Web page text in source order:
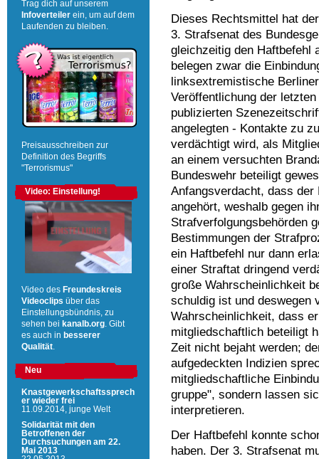
Dieses Rechtsmittel hat
3. Strafsenat des
gleichzeitig den Haftbefehl
belegen zwar die
linksextremistische
Veröffentlichung der
publizierten
angelegten - Kontakte zu
verdächtigt wird, als
an einem versuchten
Bundeswehr beteiligt
Anfangsverdacht, dass
angehört, weshalb gegen
Strafverfolgungsbehörden
Bestimmungen der
ein Haftbefehl nur dann
einer Straftat dringend
große Wahrscheinlichkeit
schuldig ist und deswegen
Wahrscheinlichkeit, dass
mitgliedschaftlich beteiligt
Zeit nicht bejaht werden;
aufgedeckten Indizien
mitgliedschaftliche
gruppe", sondern lassen
interpretieren.
Der Haftbefehl konnte
haben. Der 3. Strafsenat
Trag dich auf unserem
Infoverteiler ein, um auf dem
Laufenden zu bleiben.
Preisausschreiben zur
Definition des Begriffs
"Terrorismus"
Video: Einstellung!
Video des Freundeskreis
Videoclips über das
Einstellungsbündnis, zu
sehen bei kanalb.org . Gibt
es auch in besserer
Qualität
Neu
Knastgewerkschaftssprech
er wieder frei
11.09.2014, junge Welt
Solidarität mit den
Betroffenen der
Durchsuchungen am 22.
Mai 2013